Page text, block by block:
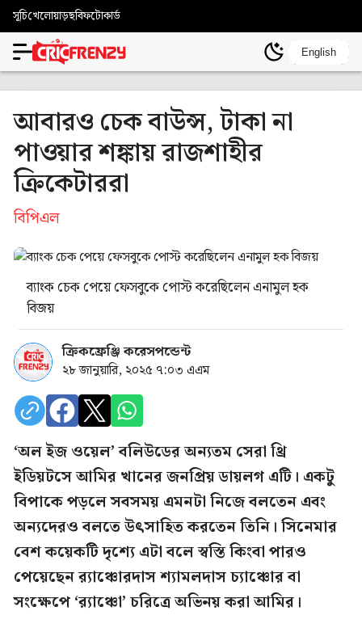
সূচিখেলোয়াড়ছবিফটোকার্ড
English
আবারও চেক বাউন্স, টাকা না
পাওয়ার শঙ্কায় রাজশাহীর
ক্রিকেটাররা
বিপিএল
ব্যাংক চেক পেয়ে ফেসবুকে পোস্ট করেছিলেন এনামুল হক
বিজয়
ক্রিকফ্রেঞ্জি করেসপন্ডেন্ট
২৮ জানুয়ারি, ২০২৫ ৭:০৩ এএম
‘অল ইজ ওয়েল’ বলিউডের অন্যতম সেরা থ্রি
ইডিয়টসে আমির খানের জনপ্রিয় ডায়লগ এটি। একটু
বিপাকে পড়লে সবসময় এমনটা নিজে বলতেন এবং
অন্যদেরও বলতে উৎসাহিত করতেন তিনি। সিনেমার
বেশ কয়েকটি দৃশ্যে এটা বলে স্বস্তি কিংবা পারও
পেয়েছেন র‍্যাঞ্চোরদাস শ্যামলদাস চ্যাঞ্চোর বা
সংক্ষেপে ‘র‍্যাঞ্চো’ চরিত্রে অভিনয় করা আমির।